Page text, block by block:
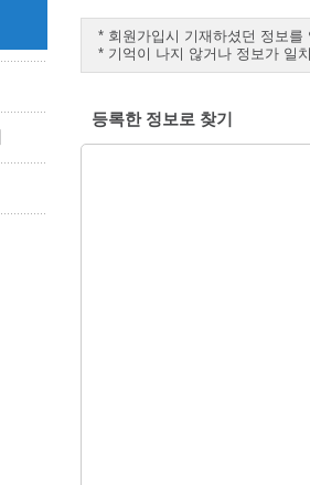
* 회원가입시 기재하셨던 정보를
* 기억이 나지 않거나 정보가 일
등록한 정보로 찾기